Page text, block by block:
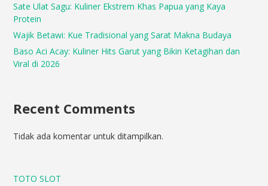
Sate Ulat Sagu: Kuliner Ekstrem Khas Papua yang Kaya
Protein
Wajik Betawi: Kue Tradisional yang Sarat Makna Budaya
Baso Aci Acay: Kuliner Hits Garut yang Bikin Ketagihan dan
Viral di 2026
Recent Comments
Tidak ada komentar untuk ditampilkan.
TOTO SLOT